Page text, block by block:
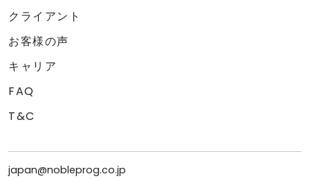
クライアント
お客様の声
キャリア
FAQ
T&C
japan@nobleprog.co.jp